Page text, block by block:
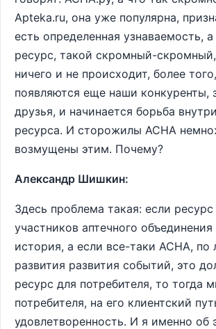
Аpteka.ru, она уже популярна,
есть определенная узнаваемость,
ресурс, такой скромный-
ничего и не происходит, более
появляются еще наши конкуренты,
друзья, и начинается борьба
ресурса. И сторожилы АСНА
возмущены этим. Почему?
Александр Шишкин:
Здесь проблема такая: если ресурс
участников аптечного объединения
история, а если все-таки АСНА, по
развития развития событий, это
ресурс для потребителя, то тогда
потребителя, на его клиентский
удовлетворенность. И я именно об